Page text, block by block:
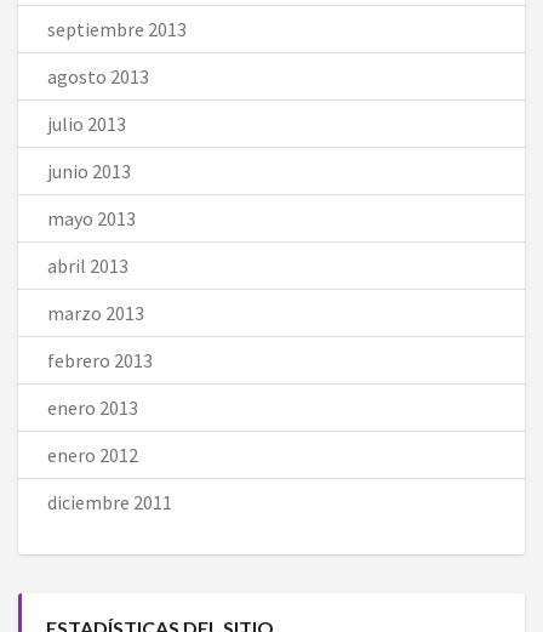
septiembre 2013
agosto 2013
julio 2013
junio 2013
mayo 2013
abril 2013
marzo 2013
febrero 2013
enero 2013
enero 2012
diciembre 2011